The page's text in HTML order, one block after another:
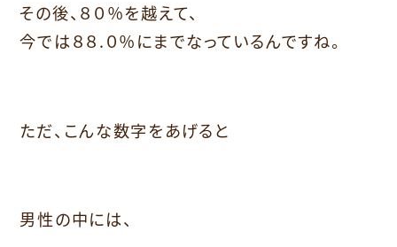
その後、８０％を越えて、
今では８８.０％にまでなっているんですね。
ただ、こんな数字をあげると
男性の中には、